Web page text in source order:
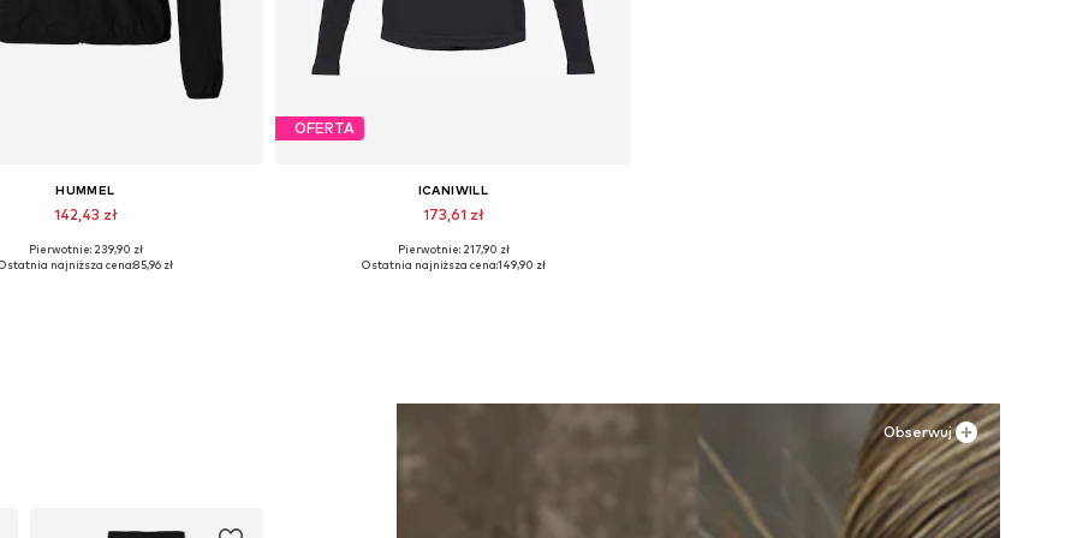
HUMMEL
142,43 zł
Dostępne rozmiary: XS, S
Pierwotnie: 239,90 zł
najniższa cena:85,96 zł
OFERTA
ICANIWILL
173,61 zł
Dostępne rozmiary: S, M, L, XL
Pierwotnie: 217,90 zł
Ostatnia najniższa cena:149,90 zł
Obserwuj